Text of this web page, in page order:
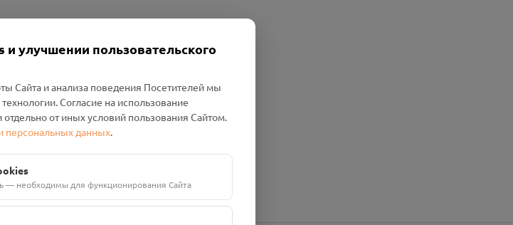
Западная, д. 26А, пом. 18
улучшении пользовательского
Сайта и анализа поведения Посетителей мы
Согласие на использование
от иных условий пользования Сайтом.
персональных данных.
— необходимы для функционирования Сайта